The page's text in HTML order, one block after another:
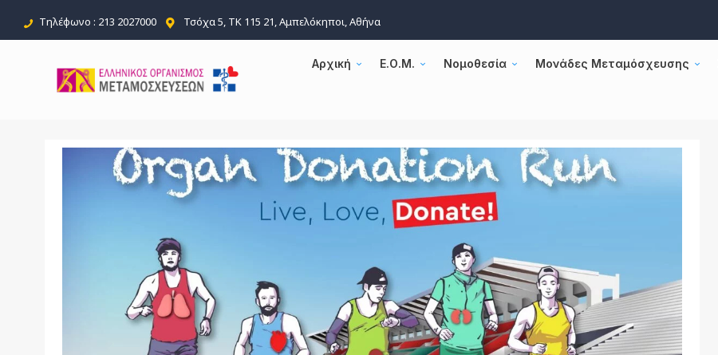
Τηλέφωνο : 213 2027000 Τσόχα 5, ΤΚ 115 21, Αμπελόκηποι, Αθήνα
Αρχική Ε.Ο.Μ. Νομοθεσία Μονάδες Μεταμόσχευσης